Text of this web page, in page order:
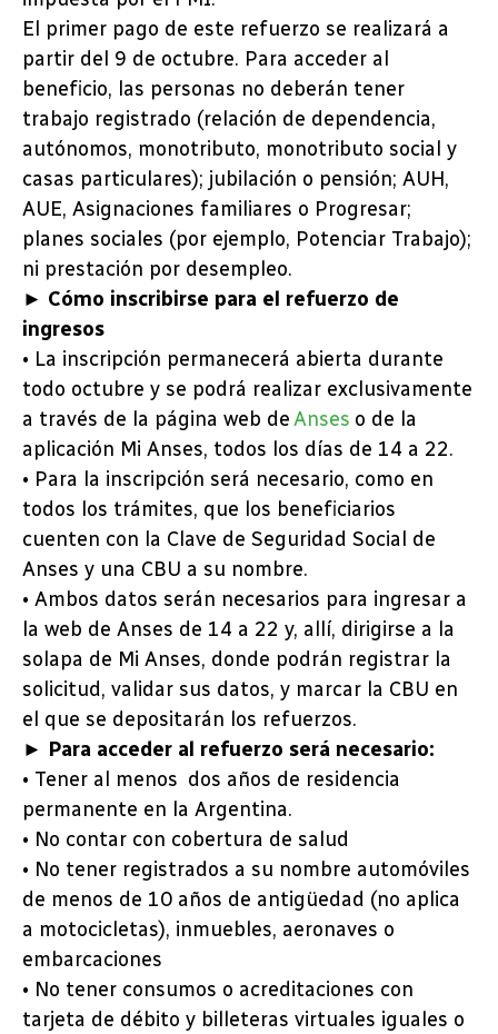
El primer pago de este refuerzo se realizará a
partir del 9 de octubre. Para acceder al
beneficio, las personas no deberán tener
trabajo registrado (relación de dependencia,
autónomos, monotributo, monotributo social y
casas particulares); jubilación o pensión; AUH,
AUE, Asignaciones familiares o Progresar;
planes sociales (por ejemplo, Potenciar Trabajo);
ni prestación por desempleo.
► Cómo inscribirse para el refuerzo de
ingresos
• La inscripción permanecerá abierta durante
todo octubre y se podrá realizar exclusivamente
a través de la página web deAnses o de la
aplicación Mi Anses, todos los días de 14 a 22.
• Para la inscripción será necesario, como en
todos los trámites, que los beneficiarios
cuenten con la Clave de Seguridad Social de
Anses y una CBU a su nombre.
• Ambos datos serán necesarios para ingresar a
la web de Anses de 14 a 22 y, allí, dirigirse a la
solapa de Mi Anses, donde podrán registrar la
solicitud, validar sus datos, y marcar la CBU en
el que se depositarán los refuerzos.
► Para acceder al refuerzo será necesario:
• Tener al menos dos años de residencia
permanente en la Argentina.
• No contar con cobertura de salud
• No tener registrados a su nombre automóviles
de menos de 10 años de antigüedad (no aplica
a motocicletas), inmuebles, aeronaves o
embarcaciones
• No tener consumos o acreditaciones con
tarjeta de débito y billeteras virtuales iguales o